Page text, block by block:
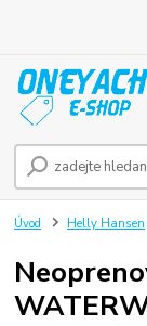
Úvod Helly Hansen